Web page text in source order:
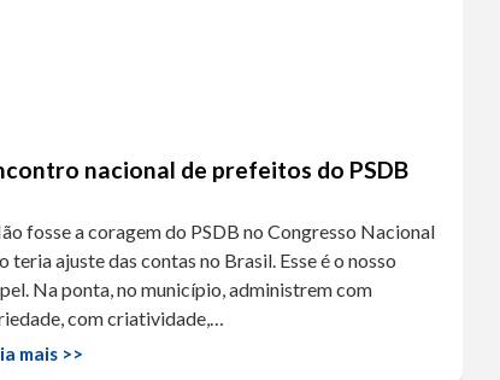
nacional de prefeitos do PSDB
fosse a coragem do PSDB no Congresso Nacional
teria ajuste das contas no Brasil. Esse é o nosso
Na ponta, no município, administrem com
com criatividade,…
mais >>